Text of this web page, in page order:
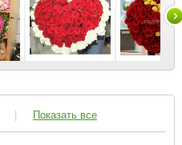
| Показать все